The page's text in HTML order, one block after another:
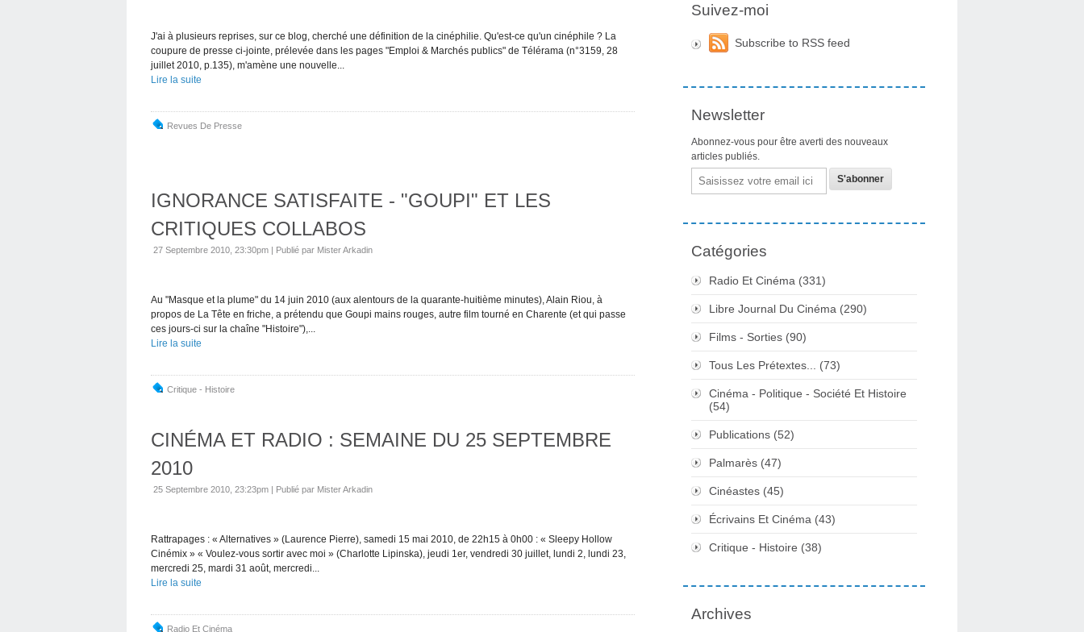
J'ai à plusieurs reprises, sur ce blog, cherché une définition de la cinéphilie. Qu'est-ce qu'un cinéphile ? La
coupure de presse ci-jointe, prélevée dans les pages "Emploi & Marchés publics" de Télérama (n°3159, 28
juillet 2010, p.135), m'amène une nouvelle...
Lire la suite
Revues De Presse
IGNORANCE SATISFAITE - "GOUPI" ET LES
CRITIQUES COLLABOS
27 Septembre 2010, 23:30pm | Publié par Mister Arkadin
Au "Masque et la plume" du 14 juin 2010 (aux alentours de la quarante-huitième minutes), Alain Riou, à
propos de La Tête en friche, a prétendu que Goupi mains rouges, autre film tourné en Charente (et qui passe
ces jours-ci sur la chaîne "Histoire"),...
Lire la suite
Critique - Histoire
CINÉMA ET RADIO : SEMAINE DU 25 SEPTEMBRE
2010
25 Septembre 2010, 23:23pm | Publié par Mister Arkadin
Rattrapages : « Alternatives » (Laurence Pierre), samedi 15 mai 2010, de 22h15 à 0h00 : « Sleepy Hollow
Cinémix » « Voulez-vous sortir avec moi » (Charlotte Lipinska), jeudi 1er, vendredi 30 juillet, lundi 2, lundi 23,
mercredi 25, mardi 31 août, mercredi...
Lire la suite
Radio Et Cinéma
Suivez-moi
Subscribe to RSS feed
Newsletter
Abonnez-vous pour être averti des nouveaux
articles publiés.
Email
Catégories
Radio Et Cinéma (331)
Libre Journal Du Cinéma (290)
Films - Sorties (90)
Tous Les Prétextes... (73)
Cinéma - Politique - Société Et Histoire
(54)
Publications (52)
Palmarès (47)
Cinéastes (45)
Écrivains Et Cinéma (43)
Critique - Histoire (38)
Archives